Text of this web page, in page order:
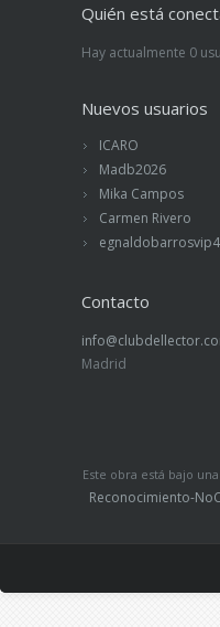
Quién está
Hay actualmente 0
Nuevos usuarios
ICARO
Madb2026
Mika Campos
Carmen Rivero
Contacto
Madrid
Este obra está bajo una
Reconocimiento-